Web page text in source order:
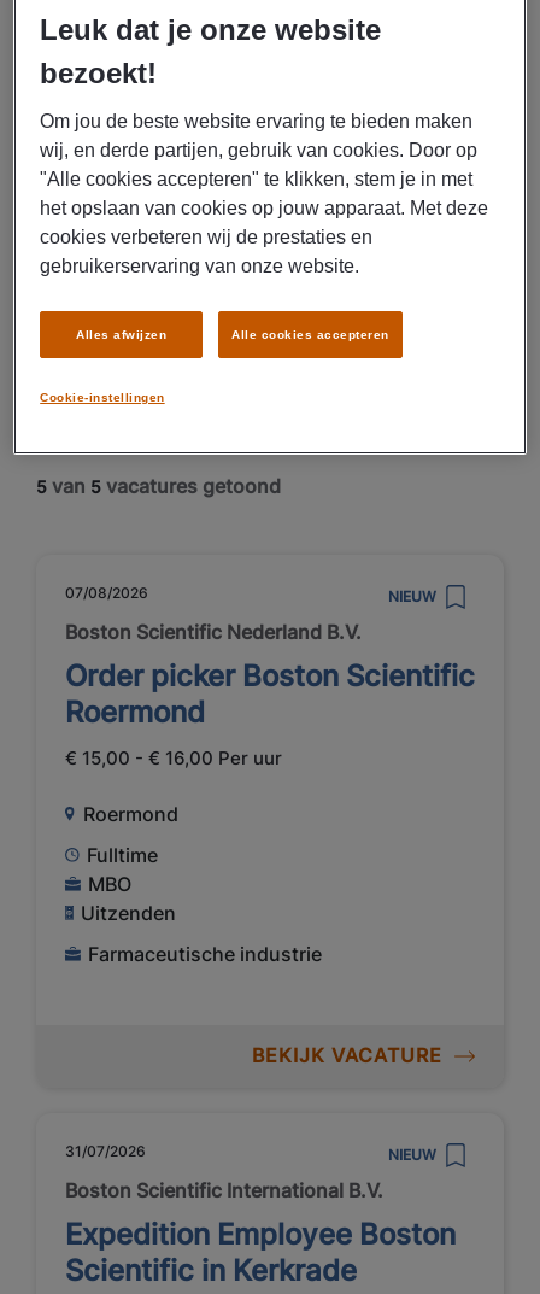
Free gym, yoga & massages
Growth opportunities and online training
Working at Boston Scientific
5 van 5 vacatures getoond
07/08/2026 NIEUW
Boston Scientific Nederland B.V.
Order picker Boston Scientific
Roermond
€ 15,00 - € 16,00 Per uur
Roermond
Fulltime
MBO
Uitzenden
Farmaceutische industrie
BEKIJK VACATURE
31/07/2026 NIEUW
Boston Scientific International B.V.
Expedition Employee Boston
Scientific in Kerkrade
Leuk dat je onze website
bezoekt!
Om jou de beste website ervaring te bieden maken
wij, en derde partijen, gebruik van cookies. Door op
"Alle cookies accepteren" te klikken, stem je in met
het opslaan van cookies op jouw apparaat. Met deze
cookies verbeteren wij de prestaties en
gebruikerservaring van onze website.
Cookie-instellingen
Alles afwijzen Alle cookies accepteren